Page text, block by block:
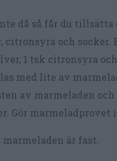
då så får du tillsätta
och socker.
1 tsk citronsyra
med lite av
av marmeladen
Gör marmeladprovet
är fast.